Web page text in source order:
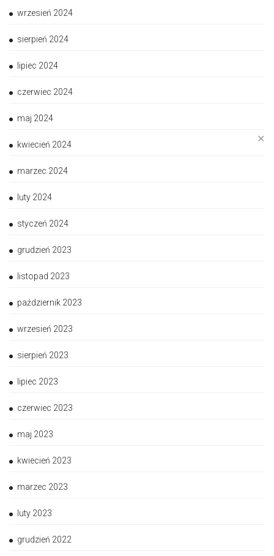
✕
wrzesień 2024
sierpień 2024
lipiec 2024
czerwiec 2024
maj 2024
kwiecień 2024
marzec 2024
luty 2024
styczeń 2024
grudzień 2023
listopad 2023
październik 2023
wrzesień 2023
sierpień 2023
lipiec 2023
czerwiec 2023
maj 2023
kwiecień 2023
marzec 2023
luty 2023
grudzień 2022